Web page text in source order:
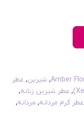
, شیرین, عطر
, عطر شیرین زنانه,
عطر گرم مردانه, مردانه,